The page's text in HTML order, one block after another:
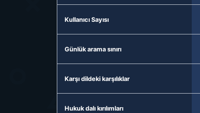
Kullanıcı Sayısı
Günlük arama sınırı
Karşı dildeki karşılıklar
Hukuk dalı kırılımları